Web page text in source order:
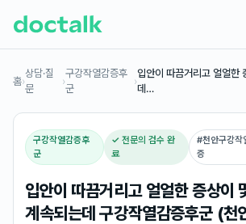
홈›
상담·질
문
›
구강작열감증후
군
›
입안이 따끔거리고 얼얼한
데…
구강작열감증후
군
✓ 전문의 검수 완
료
#천안구강작
증
입안이 따끔거리고 얼얼한 증상이
계속되는데 구강작열감증후군 (